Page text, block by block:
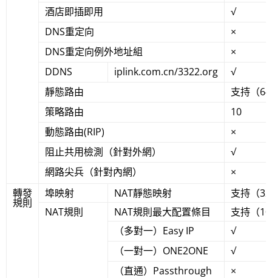
酒店即插即用
√
DNS重定向
×
DNS重定向例外地址組
×
DDNS
iplink.com.cn/3322.org
√
靜態路由
支持（
策略路由
10
動態路由(RIP)
×
阻止共用檢測（針對外網）
√
網路尖兵（針對內網）
×
轉發
規則
埠映射 NAT靜態映射
支持（
NAT規則
NAT規則最大配置條目
支持（
（多對一）Easy IP
√
（一對一）ONE2ONE
√
（直通）Passthrough
×